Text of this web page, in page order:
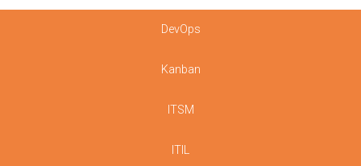
DevOps
Kanban
ITSM
ITIL